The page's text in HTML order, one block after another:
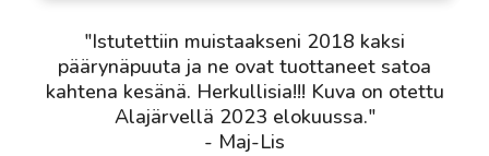
"Istutettiin muistaakseni 2018 kaksi
päärynäpuuta ja ne ovat tuottaneet satoa
kahtena kesänä. Herkullisia!!! Kuva on otettu
Alajärvellä 2023 elokuussa."
- Maj-Lis